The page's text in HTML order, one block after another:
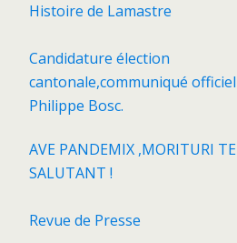
Histoire de Lamastre
Candidature élection
cantonale,communiqué officiel
Philippe Bosc.
AVE PANDEMIX ,MORITURI TE
SALUTANT !
Revue de Presse